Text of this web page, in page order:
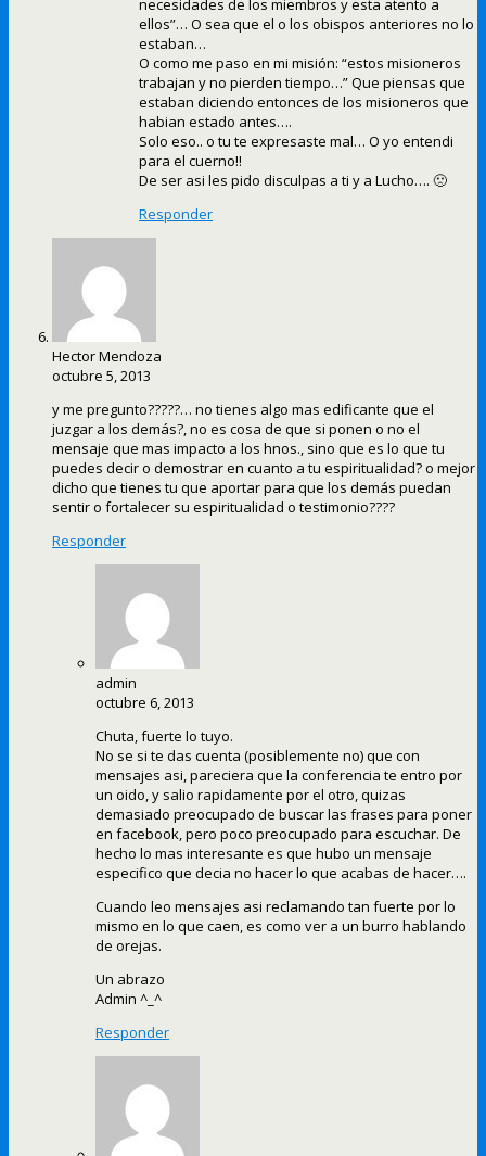
necesidades de los miembros y esta atento a
ellos”… O sea que el o los obispos anteriores no lo
estaban…
O como me paso en mi misión: “estos misioneros
trabajan y no pierden tiempo…” Que piensas que
estaban diciendo entonces de los misioneros que
habian estado antes….
Solo eso.. o tu te expresaste mal… O yo entendi
para el cuerno!!
De ser asi les pido disculpas a ti y a Lucho…. 🙁
Responder
Hector Mendoza
octubre 5, 2013
y me pregunto?????… no tienes algo mas edificante que el
juzgar a los demás?, no es cosa de que si ponen o no el
mensaje que mas impacto a los hnos., sino que es lo que tu
puedes decir o demostrar en cuanto a tu espiritualidad? o mejor
dicho que tienes tu que aportar para que los demás puedan
sentir o fortalecer su espiritualidad o testimonio????
Responder
admin
octubre 6, 2013
Chuta, fuerte lo tuyo.
No se si te das cuenta (posiblemente no) que con
mensajes asi, pareciera que la conferencia te entro por
un oido, y salio rapidamente por el otro, quizas
demasiado preocupado de buscar las frases para poner
en facebook, pero poco preocupado para escuchar. De
hecho lo mas interesante es que hubo un mensaje
especifico que decia no hacer lo que acabas de hacer….
Cuando leo mensajes asi reclamando tan fuerte por lo
mismo en lo que caen, es como ver a un burro hablando
de orejas.
Un abrazo
Admin ^_^
Responder